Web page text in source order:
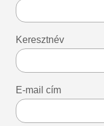
Keresztnév
E-mail cím